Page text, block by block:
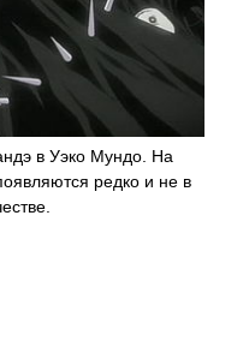
в Уэко Мундо. На
редко и не в